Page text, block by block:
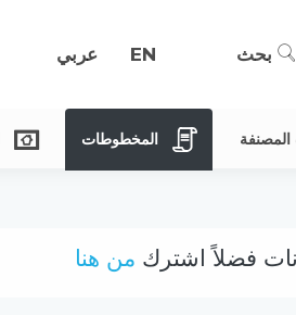
بحث EN عربي
المصنفة المخطوطات
فضلاً اشترك من هنا